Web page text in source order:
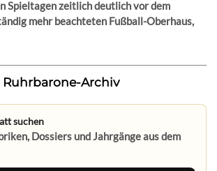
Spieltagen zeitlich deutlich vor dem
mehr beachteten Fußball-Oberhaus,
Ruhrbarone-Archiv
suchen
Dossiers und Jahrgänge aus dem